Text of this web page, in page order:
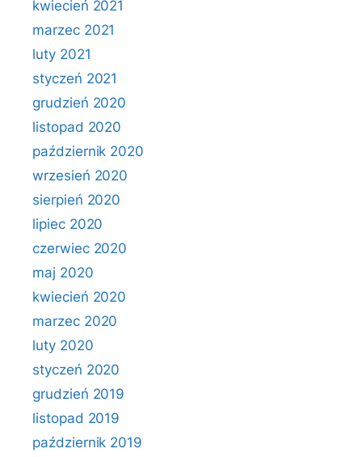
kwiecień 2021
marzec 2021
luty 2021
styczeń 2021
grudzień 2020
listopad 2020
październik 2020
wrzesień 2020
sierpień 2020
lipiec 2020
czerwiec 2020
maj 2020
kwiecień 2020
marzec 2020
luty 2020
styczeń 2020
grudzień 2019
listopad 2019
październik 2019